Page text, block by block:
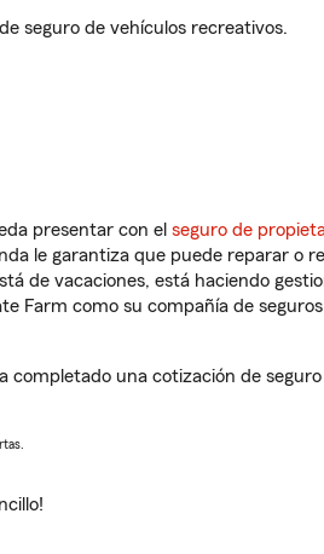
seguro de vehículos recreativos.
presentar con el seguro de
le garantiza que puede reparar o
de vacaciones, está haciendo
Farm como su compañía de
una cotización de